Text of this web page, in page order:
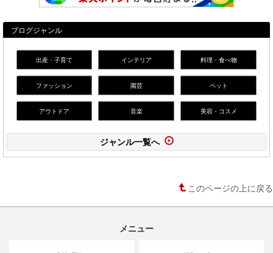
ブログジャンル
出産・子育て インテリア 料理・食べ物
ファッション 園芸 ペット
アウトドア 音楽 美容・コスメ
ジャンル一覧へ
このページの上に戻る
メニュー